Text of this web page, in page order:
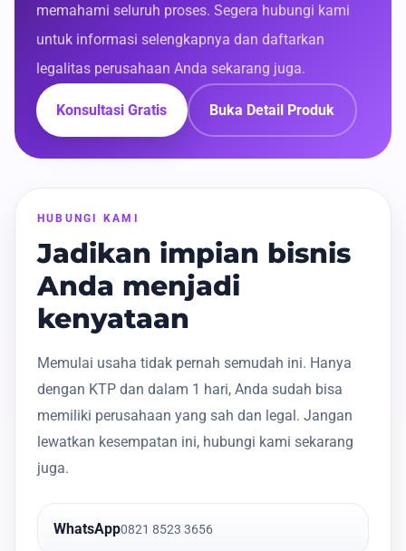
memahami seluruh proses. Segera hubungi kami
untuk informasi selengkapnya dan daftarkan
legalitas perusahaan Anda sekarang juga.
Konsultasi Gratis Buka Detail Produk
HUBUNGI KAMI
Jadikan impian bisnis
Anda menjadi
kenyataan
Memulai usaha tidak pernah semudah ini. Hanya
dengan KTP dan dalam 1 hari, Anda sudah bisa
memiliki perusahaan yang sah dan legal. Jangan
lewatkan kesempatan ini, hubungi kami sekarang
juga.
WhatsApp0821 8523 3656